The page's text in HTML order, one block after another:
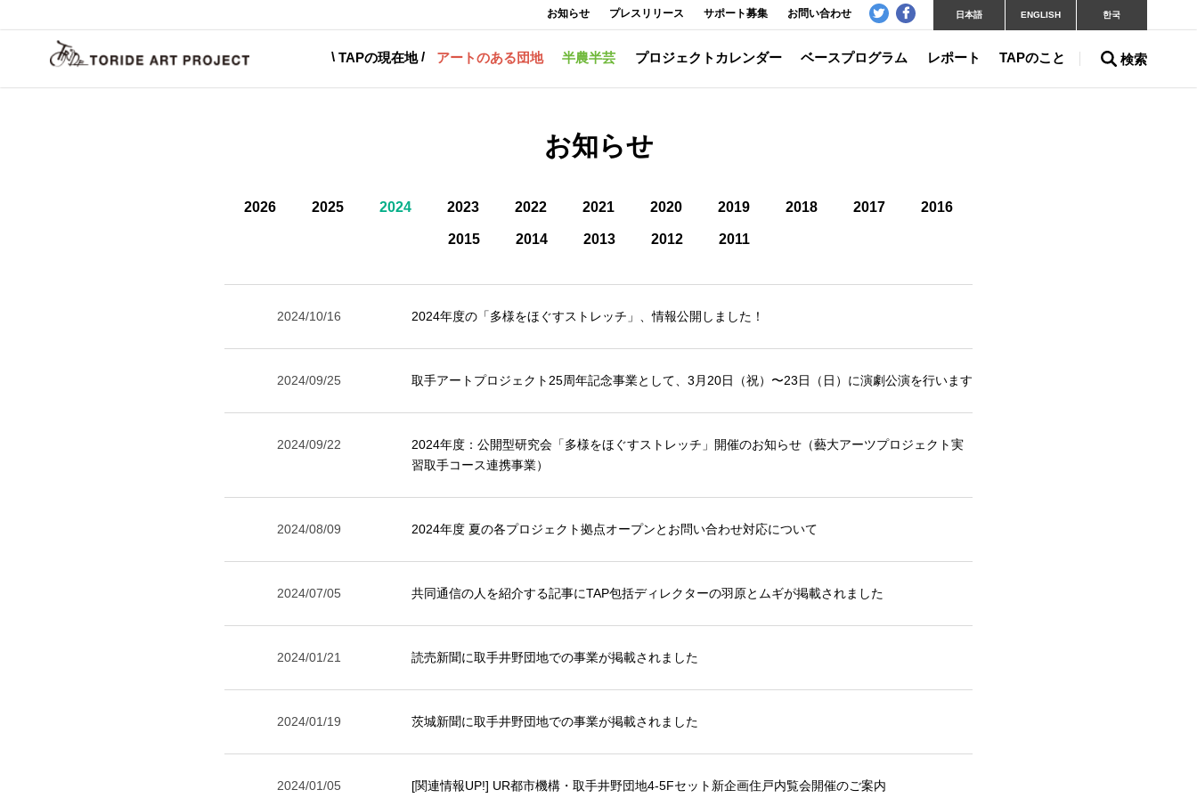
TAPの現在地 アートのある団地 半農半芸 プロジェクトカレンダー ベースプログラム レポート TAPのこと 検索
お知らせ プレスリリース サポート募集 お問い合わせ 日本語 ENGLISH 한국
お知らせ
2026 2025 2024 2023 2022 2021 2020 2019 2018 2017 2016
2015 2014 2013 2012 2011
2024/10/16 2024年度の「多様をほぐすストレッチ」、情報公開しました！
2024/09/25 取手アートプロジェクト25周年記念事業として、3月20日（祝）〜23日（日）に演劇公演を行います
2024/09/22
2024年度：公開型研究会「多様をほぐすストレッチ」開催のお知らせ（藝大アーツプロジェクト実
習取手コース連携事業）
2024/08/09 2024年度 夏の各プロジェクト拠点オープンとお問い合わせ対応について
2024/07/05 共同通信の人を紹介する記事にTAP包括ディレクターの羽原とムギが掲載されました
2024/01/21 読売新聞に取手井野団地での事業が掲載されました
2024/01/19 茨城新聞に取手井野団地での事業が掲載されました
2024/01/05 [関連情報UP!] UR都市機構・取手井野団地4-5Fセット新企画住戸内覧会開催のご案内